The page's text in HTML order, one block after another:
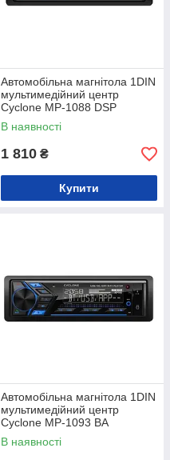
Автомобільна магнітола 1DIN
мультимедійний центр
Cyclone MP-1088 DSP
В наявності
1 810 ₴
Купити
Автомобільна магнітола 1DIN
мультимедійний центр
Cyclone MP-1093 BA
В наявності